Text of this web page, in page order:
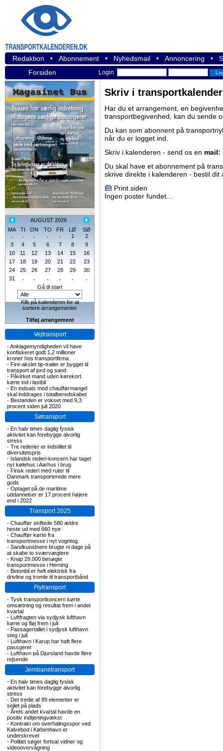
Redaktion • Abonnement • Nyhedsmail • Annoncering •
Forsiden
Login
AUGUST 2026
MA
TI ON TO FR LØ
SØ
-
- - - - 1
2
3
4 5 6 7 8
9
10
11 12 13 14 15
16
17
18 19 20 21 22
23
24
25 26 27 28 29
30
31
- - - - -
-
Gå til start
Klik på kalenderen for at
sortere arrangementer
Tilføj arrangement
Vejtransport
-Anklagemyndigheden vil have
konfiskeret godt 1,2 millioner
kroner hos transportfirma
- Fire-akslet tip-trailer er bygget til
transport af jord og sand
- Påvirket mand uden kørekort
kørte ind i lastbil
- En indsats mod chaufførmangel
skal inddrages i totalberedskabet
- Bestanden er vokset med 9,3
procent siden juli 2020
Søtransport
- En halv times daglig fysisk
aktivitet kan forebygge alvorlig
stress
- Tre rederier er indstillet til
diversitetspris
- Islandsk rederi-koncern har taget
nyt kølehus i Aarhus i brug
- Finsk rederi med ruter til
Danmark transporterede mere
gods
- Optaget på de maritime
uddannelser er 17 procent højere
end i 2022
Transport 2025
- Chauffør skiftede 580 ældre
heste ud med 660 nye
- Chauffør kørte fra
transportmesse i nyt vogntog
- Sandkunstnere brugte ni dage på
at skabe to sværvægtere
- Knap 29.000 besøgte
transportmesse i Herning
- Betonbil er helt elektrisk fra
drivline og tromle til transportbånd
Flytransport
- Tysk transportkoncern kørte
omsætning og resultat frem i andet
kvartal
- Luftfragten via sydjysk lufthavn
kørte og fløj frem i juli
- Passagertallet i sydjysk lufthavn
steg i juli
- Lufthavn i Karup har haft flere
passgerer
- Lufthavn på Djursland havde flere
rejsende
Jernbanetransport
- En halv times daglig fysisk
aktivitet kan forebygge alvorlig
stress
- Det tredie af 89 elementer er
sejlet på plads
- Årets andet kvartal havde en
positiv indtjeningvækst
- Kontrakt om overhalingsspor ved
Kalvebod i København er
underskrevet
- Politiet søger fortsat vidner og
videoovervågning
Skriv i
Har du et arrangement, en
transportbegivenhed, kan du sende
Du kan som abonnent på
når du er logget ind.
Skriv i kalenderen - send os en mail:
Du skal have et abonnement på
skrive direkte i kalenderen - bestil dit
Print siden
Ingen poster fundet...